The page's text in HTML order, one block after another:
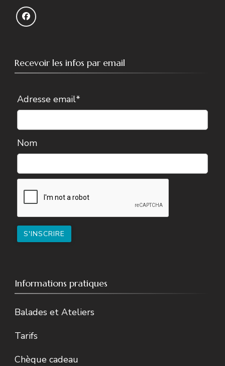
Recevoir les infos par email
Adresse email*
Nom
Informations pratiques
Balades et Ateliers
Tarifs
Chèque cadeau